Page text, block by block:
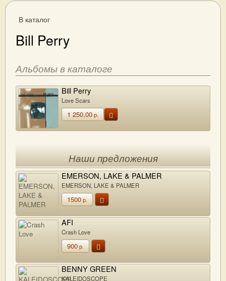
В каталог
Bill Perry
Альбомы в каталоге
Bill Perry
Love Scars
1 250,00р.
Наши предложения
EMERSON, LAKE & PALMER
EMERSON, LAKE & PALMER
1500р.
AFI
Crash Love
900р.
BENNY GREEN
KALEIDOSCOPE